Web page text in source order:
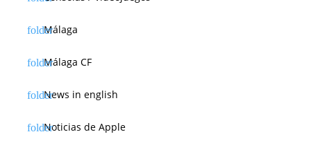
Málaga
Málaga CF
News in english
Noticias de Apple